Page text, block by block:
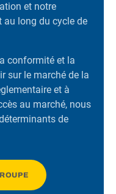
et notre
long du cycle de
conformité et la
sur le marché de la
et à
au marché, nous
de